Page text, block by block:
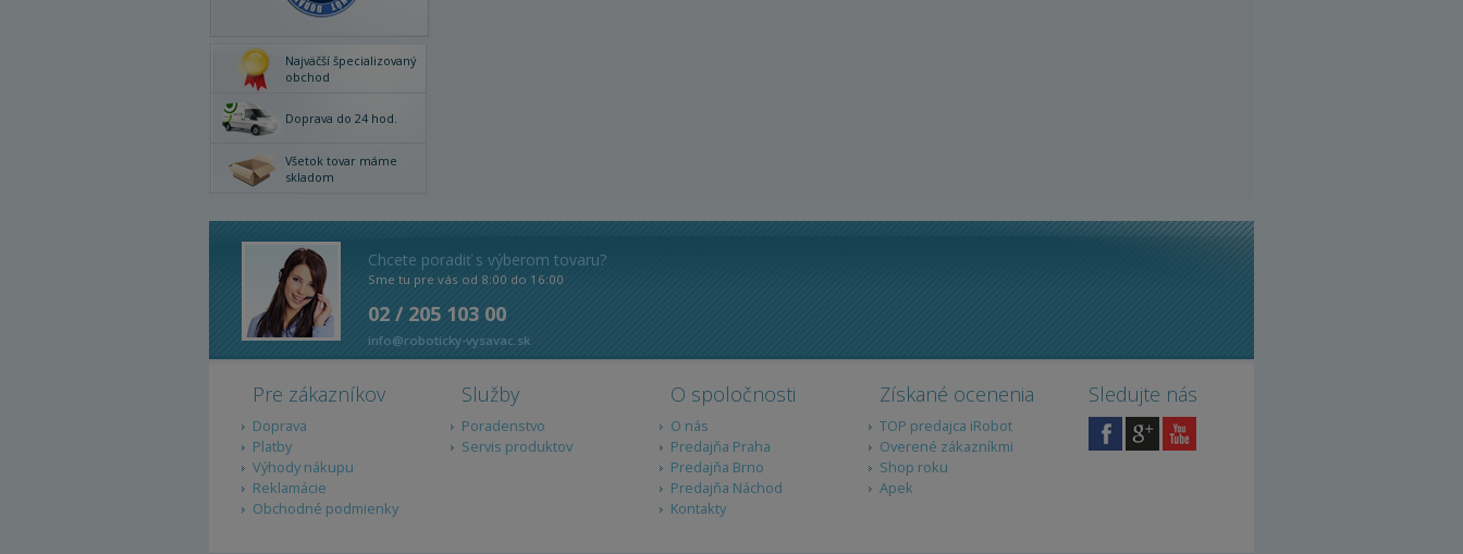
Najväčší špecializovaný
obchod
Doprava do 24 hod.
Všetok tovar máme
skladom
Chcete poradiť s výberom tovaru?
Sme tu pre vás od 8:00 do 16:00
02 / 205 103 00
info@roboticky-vysavac.sk
Pre zákazníkov
Doprava
Platby
Výhody nákupu
Reklamácie
Obchodné podmienky
Služby
Poradenstvo
Servis produktov
O spoločnosti
O nás
Predajňa Praha
Predajňa Brno
Predajňa Náchod
Kontakty
Získané ocenenia
TOP predajca iRobot
Overené zákazníkmi
Shop roku
Apek
Sledujte nás